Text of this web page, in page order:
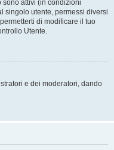
attivi (in condizioni
singolo utente, permessi diversi
di modificare il tuo
Utente.
e dei moderatori, dando